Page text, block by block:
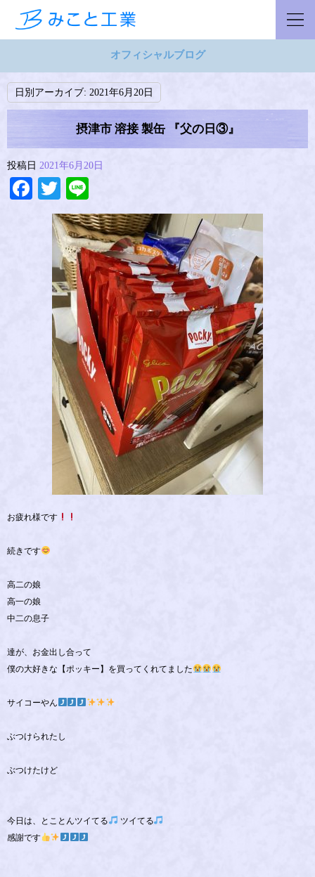
オフィシャルブログ
日別アーカイブ: 2021年6月20日
摂津市 溶接 製缶 『父の日③』
投稿日 2021年6月20日
Facebook
Twitter
お疲れ様です
続きです
高二の娘
高一の娘
中二の息子
達が、お金出し合って
僕の大好きな【ポッキー】を買ってくれてました
サイコーやん
ぶつけられたし
ぶつけたけど
今日は、とことんツイてる
ツイてる
感謝です